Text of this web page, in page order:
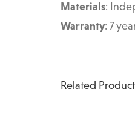
Materials:
Warranty: 7
Related